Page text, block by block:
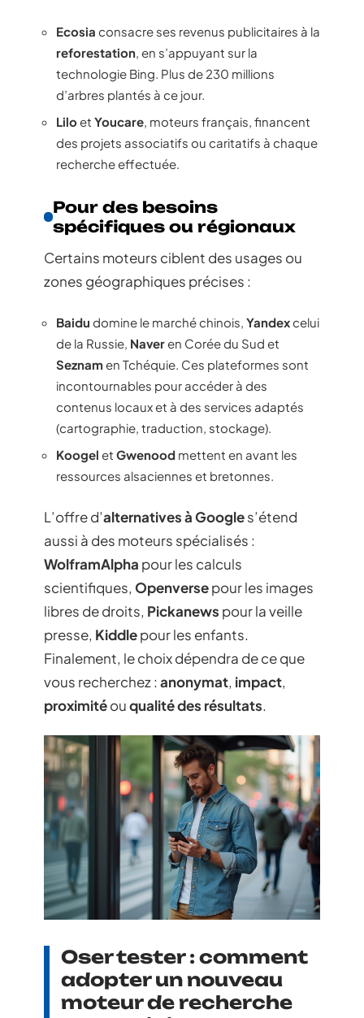
Ecosia consacre ses revenus publicitaires à la
reforestation , en s’appuyant sur la
technologie Bing. Plus de 230 millions
d’arbres plantés à ce jour.
Liloet Youcare, moteurs français, financent
des projets associatifs ou caritatifs à chaque
recherche effectuée.
Pour des besoins
spécifiques ou régionaux
Certains moteurs ciblent des usages ou
zones géographiques précises :
Baidu domine le marché chinois, Yandexcelui
de la Russie, Naveren Corée du Sud et
Seznam en Tchéquie. Ces plateformes sont
incontournables pour accéder à des
contenus locaux et à des services adaptés
(cartographie, traduction, stockage).
Koogel et Gwenood mettent en avant les
ressources alsaciennes et bretonnes.
L’offre d’alternatives à Googles’étend
aussi à des moteurs spécialisés :
WolframAlpha pour les calculs
scientifiques, Openversepour les images
libres de droits, Pickanews pour la veille
presse, Kiddlepour les enfants.
Finalement, le choix dépendra de ce que
vous recherchez : anonymat, impact,
proximitéouqualité des résultats.
Oser tester : comment
adopter un nouveau
moteur de recherche